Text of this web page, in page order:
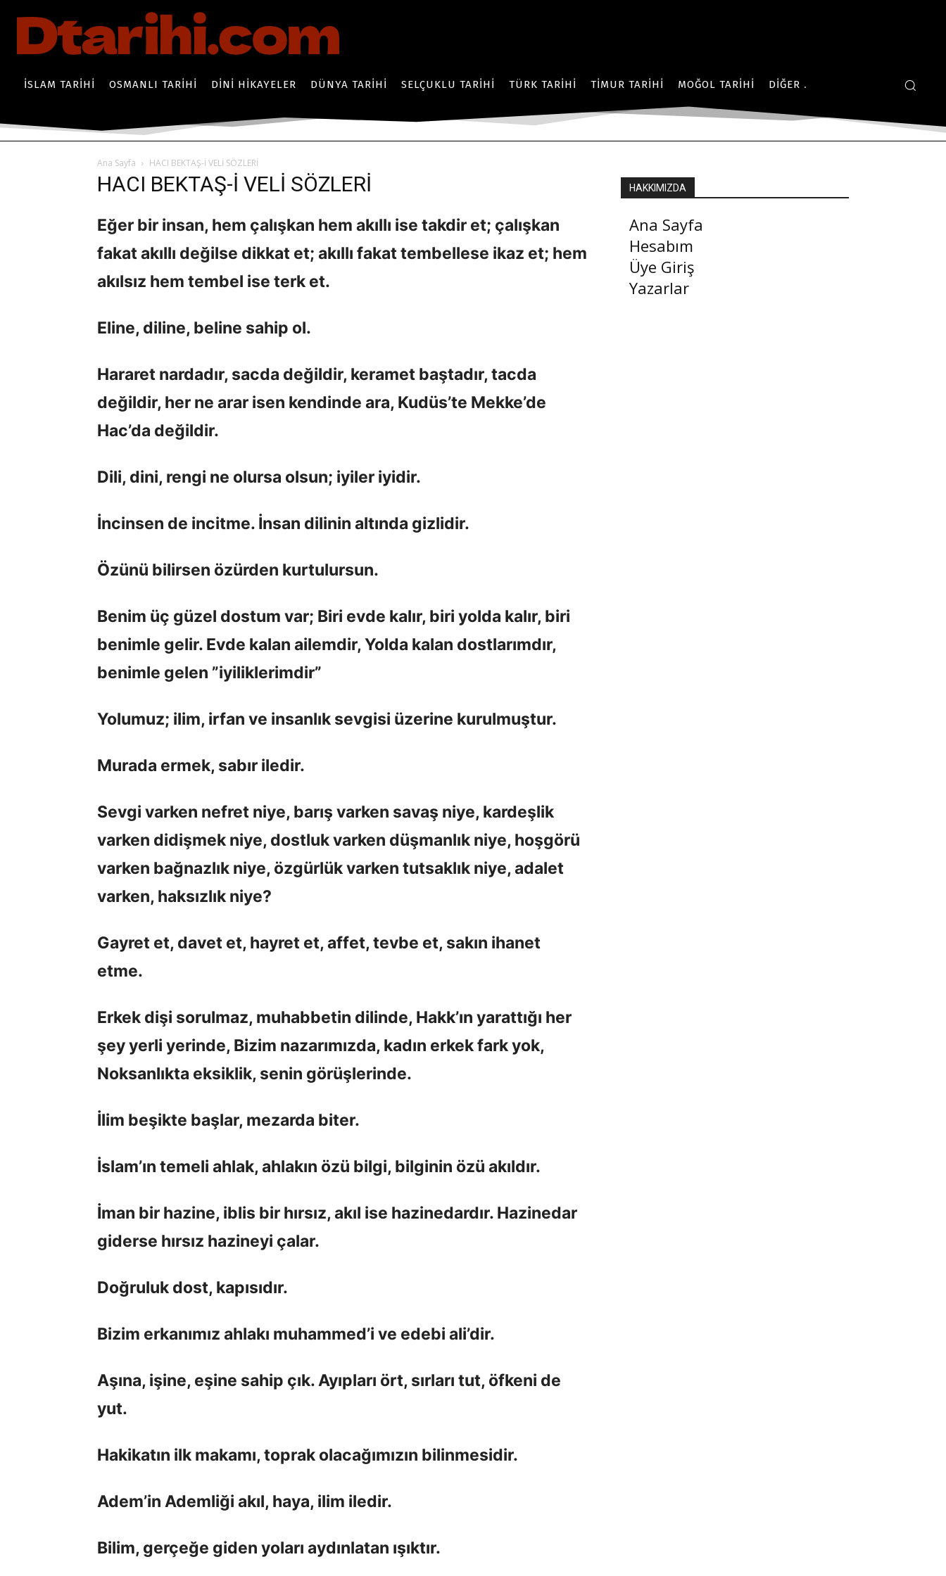
İSLAM TARIHI OSMANLI TARIHI DINI HIKAYELER DÜNYA TARIHI SELÇUKLU TARIHI TÜRK TARIHI TIMUR TARIHI MOĞOL TARIHI DIĞER
Ana Sayfa HACI BEKTAŞ-İ VELİ SÖZLERİ
HACI BEKTAŞ-İ VELİ SÖZLERİ
Eğer bir insan, hem çalışkan hem akıllı ise takdir et; çalışkan
fakat akıllı değilse dikkat et; akıllı fakat tembellese ikaz et; hem
akılsız hem tembel ise terk et.
Eline, diline, beline sahip ol.
Hararet nardadır, sacda değildir, keramet baştadır, tacda
değildir, her ne arar isen kendinde ara, Kudüs’te Mekke’de
Hac’da değildir.
Dili, dini, rengi ne olursa olsun; iyiler iyidir.
İncinsen de incitme. İnsan dilinin altında gizlidir.
Özünü bilirsen özürden kurtulursun.
Benim üç güzel dostum var; Biri evde kalır, biri yolda kalır, biri
benimle gelir. Evde kalan ailemdir, Yolda kalan dostlarımdır,
benimle gelen ”iyiliklerimdir”
Yolumuz; ilim, irfan ve insanlık sevgisi üzerine kurulmuştur.
Murada ermek, sabır iledir.
Sevgi varken nefret niye, barış varken savaş niye, kardeşlik
varken didişmek niye, dostluk varken düşmanlık niye, hoşgörü
varken bağnazlık niye, özgürlük varken tutsaklık niye, adalet
varken, haksızlık niye?
Gayret et, davet et, hayret et, affet, tevbe et, sakın ihanet
etme.
Erkek dişi sorulmaz, muhabbetin dilinde, Hakk’ın yarattığı her
şey yerli yerinde, Bizim nazarımızda, kadın erkek fark yok,
Noksanlıkta eksiklik, senin görüşlerinde.
İlim beşikte başlar, mezarda biter.
İslam’ın temeli ahlak, ahlakın özü bilgi, bilginin özü akıldır.
İman bir hazine, iblis bir hırsız, akıl ise hazinedardır. Hazinedar
giderse hırsız hazineyi çalar.
Doğruluk dost, kapısıdır.
Bizim erkanımız ahlakı muhammed’i ve edebi ali’dir.
Aşına, işine, eşine sahip çık. Ayıpları ört, sırları tut, öfkeni de
yut.
Hakikatın ilk makamı, toprak olacağımızın bilinmesidir.
Adem’in Ademliği akıl, haya, ilim iledir.
Bilim, gerçeğe giden yoları aydınlatan ışıktır.
HAKKIMIZDA
Ana Sayfa
Hesabım
Üye Giriş
Yazarlar